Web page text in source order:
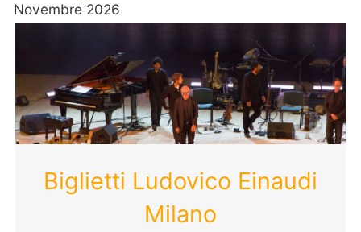
Novembre 2026
Biglietti Ludovico Einaudi
Milano